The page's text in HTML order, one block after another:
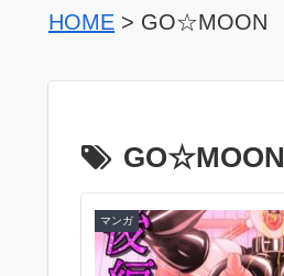
HOME > GO☆MOON
GO☆MOON
マンガ